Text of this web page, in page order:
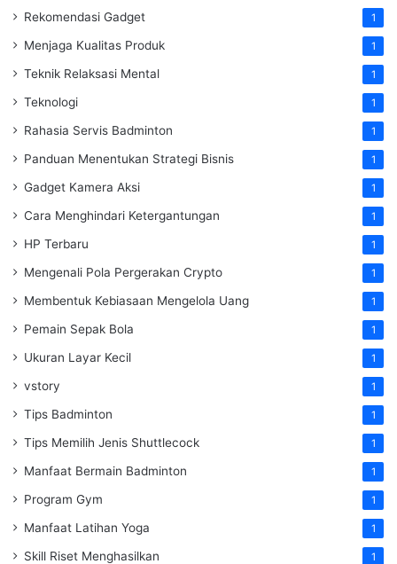
Rekomendasi Gadget 1
Menjaga Kualitas Produk 1
Teknik Relaksasi Mental 1
Teknologi 1
Rahasia Servis Badminton 1
Panduan Menentukan Strategi Bisnis 1
Gadget Kamera Aksi 1
Cara Menghindari Ketergantungan 1
HP Terbaru 1
Mengenali Pola Pergerakan Crypto 1
Membentuk Kebiasaan Mengelola Uang 1
Pemain Sepak Bola 1
Ukuran Layar Kecil 1
vstory 1
Tips Badminton 1
Tips Memilih Jenis Shuttlecock 1
Manfaat Bermain Badminton 1
Program Gym 1
Manfaat Latihan Yoga 1
Skill Riset Menghasilkan 1